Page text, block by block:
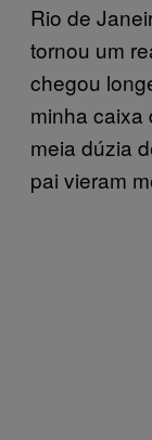
Rio de
tornou um
chegou
minha caixa
meia dúzia
pai vieram